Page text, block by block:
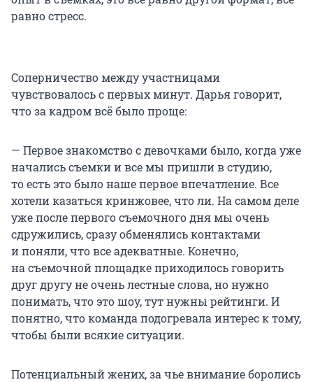
равно стресс.
Соперничество между участницами
чувствовалось с первых минут. Дарья говорит,
что за кадром всё было проще:
— Первое знакомство с девочками было, когда уже
начались съемки и все мы пришли в студию,
то есть это было наше первое впечатление. Все
хотели казаться кринжовее, что ли. На самом деле
уже после первого съемочного дня мы очень
сдружились, сразу обменялись контактами
и поняли, что все адекватные. Конечно,
на съемочной площадке приходилось говорить
друг другу не очень лестные слова, но нужно
понимать, что это шоу, тут нужны рейтинги. И
понятно, что команда подогревала интерес к тому,
чтобы были всякие ситуации.
Потенциальный жених, за чье внимание боролись